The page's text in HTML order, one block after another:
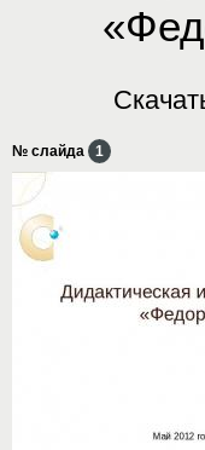
№ слайда 1